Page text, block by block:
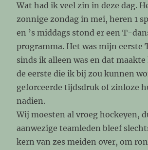
Wat had ik veel zin in deze dag.
zonnige zondag in mei, heren 1
en ’s middags stond er een T-
programma. Het was mijn eerste
sinds ik alleen was en dat
de eerste die ik bij zou kunnen
geforceerde tijdsdruk of zinloze
nadien.
Wij moesten al vroeg hockeyen,
aanwezige teamleden bleef
kern van zes meiden over, om